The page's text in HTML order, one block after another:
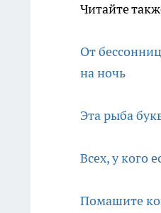
Читайте
От
на ночь
Эта рыба
Всех, у кого
Помашите